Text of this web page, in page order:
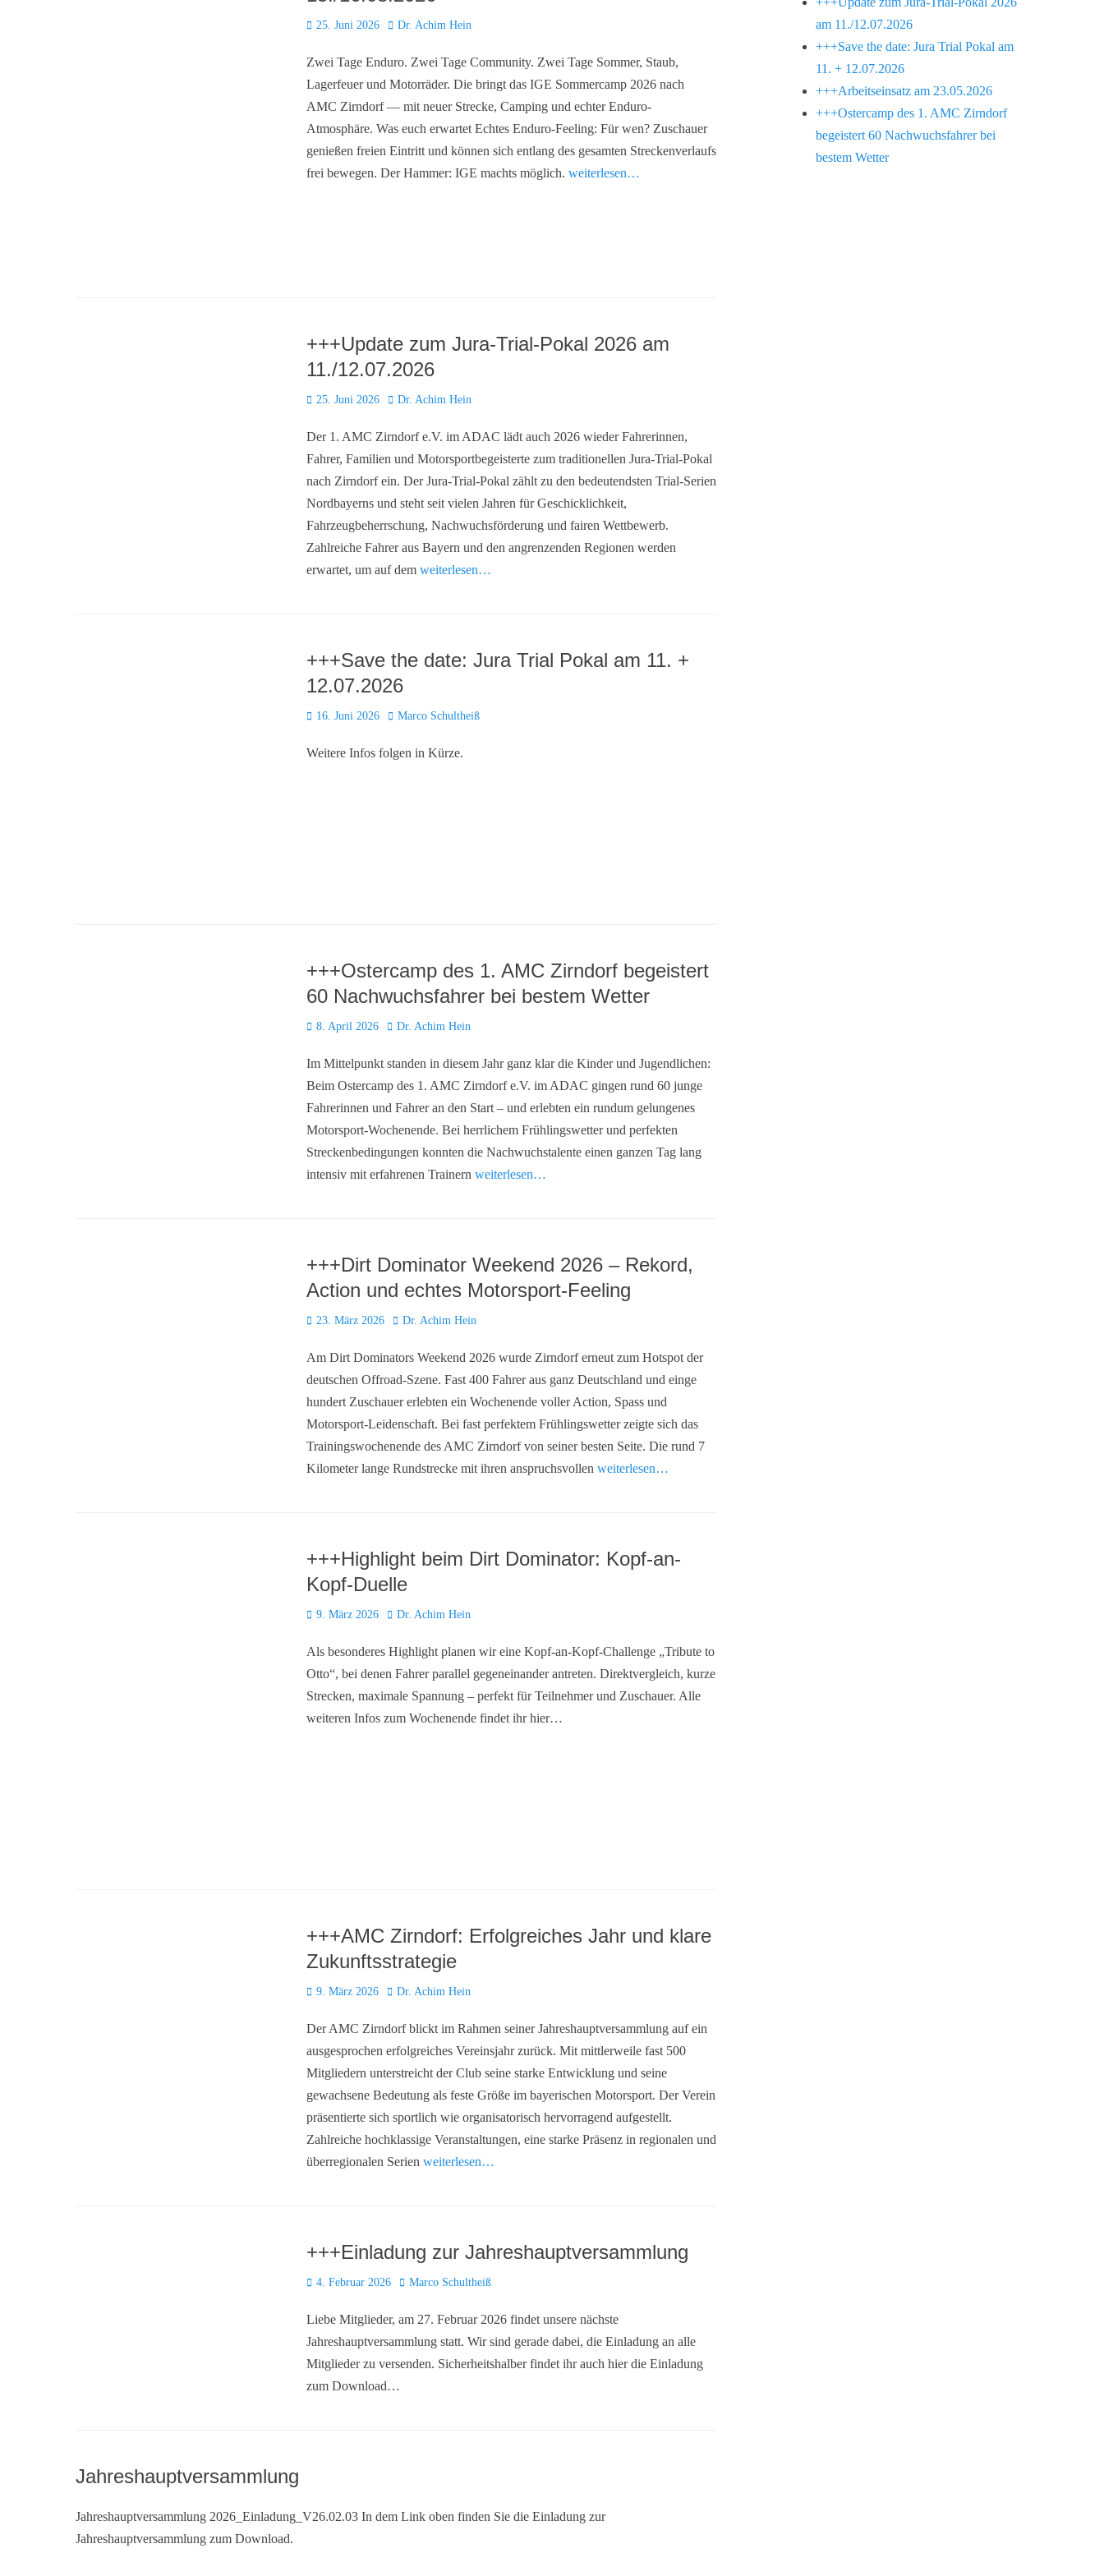
Posted
25. Juni 2026 AutorDr. Achim Hein
Zwei Tage Enduro. Zwei Tage Community. Zwei Tage Sommer, Staub,
Lagerfeuer und Motorräder. Die bringt das IGE Sommercamp 2026 nach
AMC Zirndorf — mit neuer Strecke, Camping und echter Enduro-
Atmosphäre. Was euch erwartet Echtes Enduro-Feeling: Für wen? Zuschauer
genießen freien Eintritt und können sich entlang des gesamten Streckenverlaufs
frei bewegen. Der Hammer: IGE machts möglich. weiterlesen…
+++Update zum Jura-Trial-Pokal 2026 am
11./12.07.2026
Posted
25. Juni 2026 AutorDr. Achim Hein
Der 1. AMC Zirndorf e.V. im ADAC lädt auch 2026 wieder Fahrerinnen,
Fahrer, Familien und Motorsportbegeisterte zum traditionellen Jura-Trial-Pokal
nach Zirndorf ein. Der Jura-Trial-Pokal zählt zu den bedeutendsten Trial-Serien
Nordbayerns und steht seit vielen Jahren für Geschicklichkeit,
Fahrzeugbeherrschung, Nachwuchsförderung und fairen Wettbewerb.
Zahlreiche Fahrer aus Bayern und den angrenzenden Regionen werden
erwartet, um auf dem weiterlesen…
+++Save the date: Jura Trial Pokal am 11. +
12.07.2026
Posted
16. Juni 2026 Autor
Marco Schultheiß
Weitere Infos folgen in Kürze.
+++Ostercamp des 1. AMC Zirndorf begeistert
60 Nachwuchsfahrer bei bestem Wetter
Posted
8. April 2026 AutorDr. Achim Hein
Im Mittelpunkt standen in diesem Jahr ganz klar die Kinder und Jugendlichen:
Beim Ostercamp des 1. AMC Zirndorf e.V. im ADAC gingen rund 60 junge
Fahrerinnen und Fahrer an den Start – und erlebten ein rundum gelungenes
Motorsport-Wochenende. Bei herrlichem Frühlingswetter und perfekten
Streckenbedingungen konnten die Nachwuchstalente einen ganzen Tag lang
intensiv mit erfahrenen Trainern weiterlesen…
+++Dirt Dominator Weekend 2026 – Rekord,
Action und echtes Motorsport-Feeling
Posted
23. März 2026 AutorDr. Achim Hein
Am Dirt Dominators Weekend 2026 wurde Zirndorf erneut zum Hotspot der
deutschen Offroad-Szene. Fast 400 Fahrer aus ganz Deutschland und einge
hundert Zuschauer erlebten ein Wochenende voller Action, Spass und
Motorsport-Leidenschaft. Bei fast perfektem Frühlingswetter zeigte sich das
Trainingswochenende des AMC Zirndorf von seiner besten Seite. Die rund 7
Kilometer lange Rundstrecke mit ihren anspruchsvollen weiterlesen…
+++Highlight beim Dirt Dominator: Kopf-an-
Kopf-Duelle
Posted
9. März 2026 AutorDr. Achim Hein
Als besonderes Highlight planen wir eine Kopf-an-Kopf-Challenge „Tribute to
Otto“, bei denen Fahrer parallel gegeneinander antreten. Direktvergleich, kurze
Strecken, maximale Spannung – perfekt für Teilnehmer und Zuschauer. Alle
weiteren Infos zum Wochenende findet ihr hier…
+++AMC Zirndorf: Erfolgreiches Jahr und klare
Zukunftsstrategie
Posted
9. März 2026 AutorDr. Achim Hein
Der AMC Zirndorf blickt im Rahmen seiner Jahreshauptversammlung auf ein
ausgesprochen erfolgreiches Vereinsjahr zurück. Mit mittlerweile fast 500
Mitgliedern unterstreicht der Club seine starke Entwicklung und seine
gewachsene Bedeutung als feste Größe im bayerischen Motorsport. Der Verein
präsentierte sich sportlich wie organisatorisch hervorragend aufgestellt.
Zahlreiche hochklassige Veranstaltungen, eine starke Präsenz in regionalen und
überregionalen Serien weiterlesen…
+++Einladung zur Jahreshauptversammlung
Posted
4. Februar 2026 Autor
Marco Schultheiß
Liebe Mitglieder, am 27. Februar 2026 findet unsere nächste
Jahreshauptversammlung statt. Wir sind gerade dabei, die Einladung an alle
Mitglieder zu versenden. Sicherheitshalber findet ihr auch hier die Einladung
zum Download…
Jahreshauptversammlung
Jahreshauptversammlung 2026_Einladung_V26.02.03 In dem Link oben finden Sie die Einladung zur
Jahreshauptversammlung zum Download.
am 11./12.07.2026
+++Save the date: Jura Trial Pokal am
11. + 12.07.2026
+++Arbeitseinsatz am 23.05.2026
+++Ostercamp des 1. AMC Zirndorf
begeistert 60 Nachwuchsfahrer bei
bestem Wetter